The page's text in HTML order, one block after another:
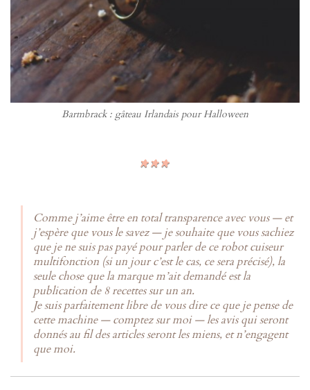
Barmbrack : gâteau Irlandais pour Halloween
Comme j’aime être en total transparence avec vous — et
j’espère que vous le savez — je souhaite que vous sachiez
que je ne suis pas payé pour parler de ce robot cuiseur
multifonction (si un jour c’est le cas, ce sera précisé), la
seule chose que la marque m’ait demandé est la
publication de 8 recettes sur un an.
Je suis parfaitement libre de vous dire ce que je pense de
cette machine — comptez sur moi — les avis qui seront
donnés au fil des articles seront les miens, et n’engagent
que moi.